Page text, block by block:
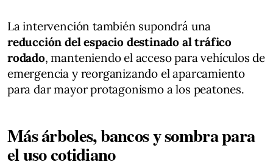
La intervención también supondrá una
reducción del espacio destinado al tráfico
rodado, manteniendo el acceso para vehículos de
emergencia y reorganizando el aparcamiento
para dar mayor protagonismo a los peatones.
Más árboles, bancos y sombra para
el uso cotidiano